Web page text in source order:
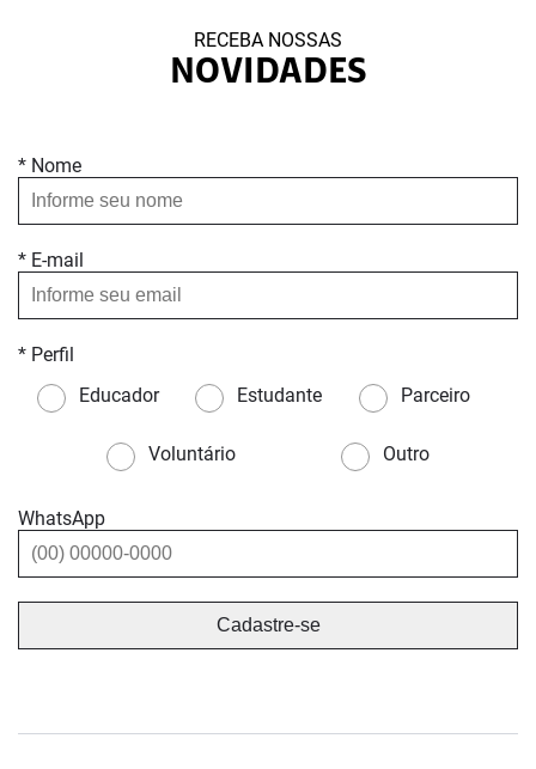
RECEBA NOSSAS
NOVIDADES
* Nome
* E-mail
* Perfil
Educador
Estudante Parceiro
Voluntário Outro
WhatsApp